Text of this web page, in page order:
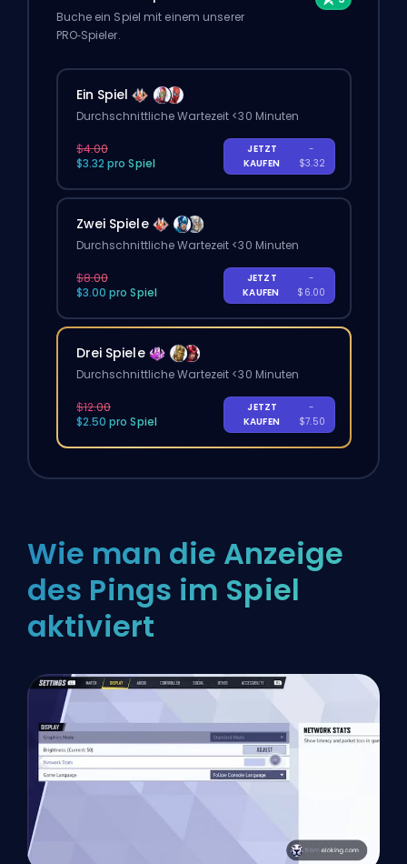
Buche ein Spiel mit einem unserer
PRO‑Spieler.
Ein Spiel
Durchschnittliche Wartezeit <30 Minuten
$4.00
$3.32 pro Spiel
JETZT
KAUFEN
-
$3.32
Zwei Spiele
Durchschnittliche Wartezeit <30 Minuten
$8.00
$3.00 pro Spiel
JETZT
KAUFEN
-
$6.00
Drei Spiele
Durchschnittliche Wartezeit <30 Minuten
$12.00
$2.50 pro Spiel
JETZT
KAUFEN
-
$7.50
Wie man die Anzeige
des Pings im Spiel
aktiviert